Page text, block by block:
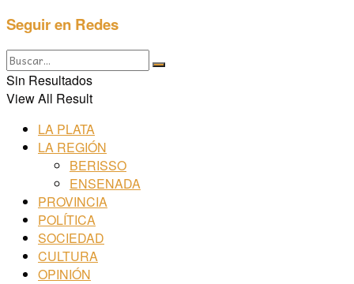
Seguir en Redes
Sin Resultados
View All Result
LA PLATA
LA REGIÓN
BERISSO
ENSENADA
PROVINCIA
POLÍTICA
SOCIEDAD
CULTURA
OPINIÓN